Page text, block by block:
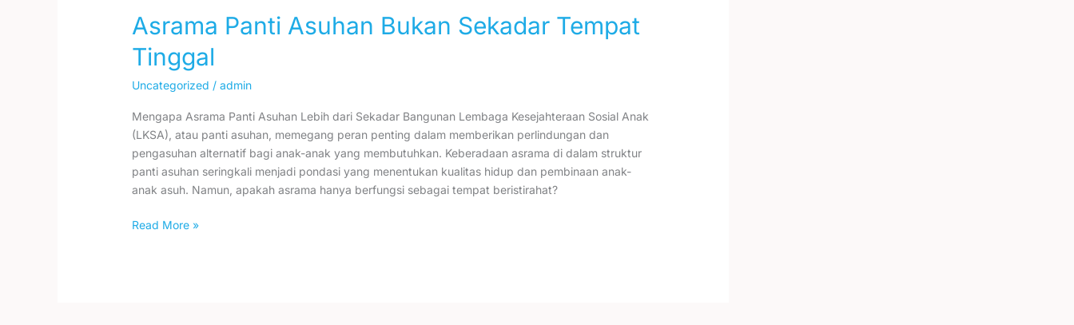
Asrama Panti Asuhan Bukan Sekadar Tempat
Tinggal
Uncategorized /admin
Mengapa Asrama Panti Asuhan Lebih dari Sekadar Bangunan Lembaga Kesejahteraan Sosial Anak
(LKSA), atau panti asuhan, memegang peran penting dalam memberikan perlindungan dan
pengasuhan alternatif bagi anak-anak yang membutuhkan. Keberadaan asrama di dalam struktur
panti asuhan seringkali menjadi pondasi yang menentukan kualitas hidup dan pembinaan anak-
anak asuh. Namun, apakah asrama hanya berfungsi sebagai tempat beristirahat?
Read More »